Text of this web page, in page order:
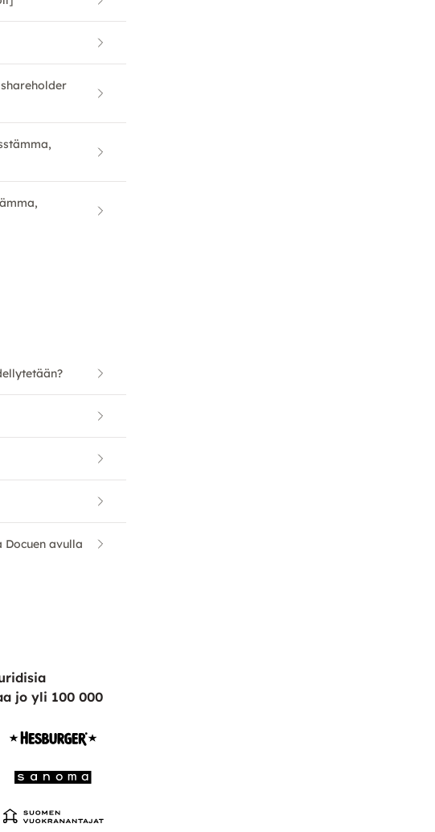
avulla
jo yli 100 000